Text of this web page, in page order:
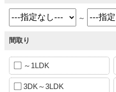
～
間取り
～1LDK
3DK～3LDK